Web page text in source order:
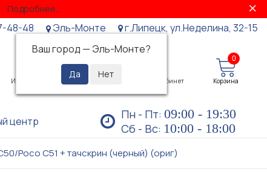
Подробнее...
48-48
Эль-Монте
Ваш город — Эль-Монте?
г.Липецк, ул.Неделина, 32-15
Избранное Просмотренные Личный кабинет
0
Корзина
центр Пн - Пт: 09:00 - 19:30
Сб - Вс: 10:00 - 18:00
Poco C51 + тачскрин (черный) (ориг)